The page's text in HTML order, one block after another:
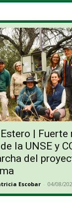
| Fuerte
la UNSE y
del
Escobar - 04/08/